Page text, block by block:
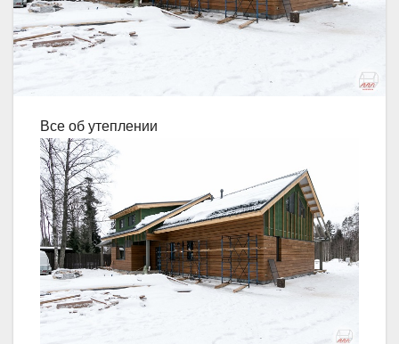
Все об утеплении